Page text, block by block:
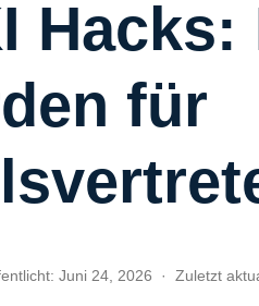
für
Juni 24, 2026 · Zuletzt